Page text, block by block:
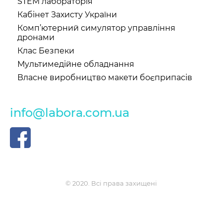
Кабінет Захисту України
Комп’ютерний симулятор управління
дронами
Клас Безпеки
Мультимедійне обладнання
Власне виробництво макети боєприпасів
info@labora.com.ua
© 2020. Всі права захищені